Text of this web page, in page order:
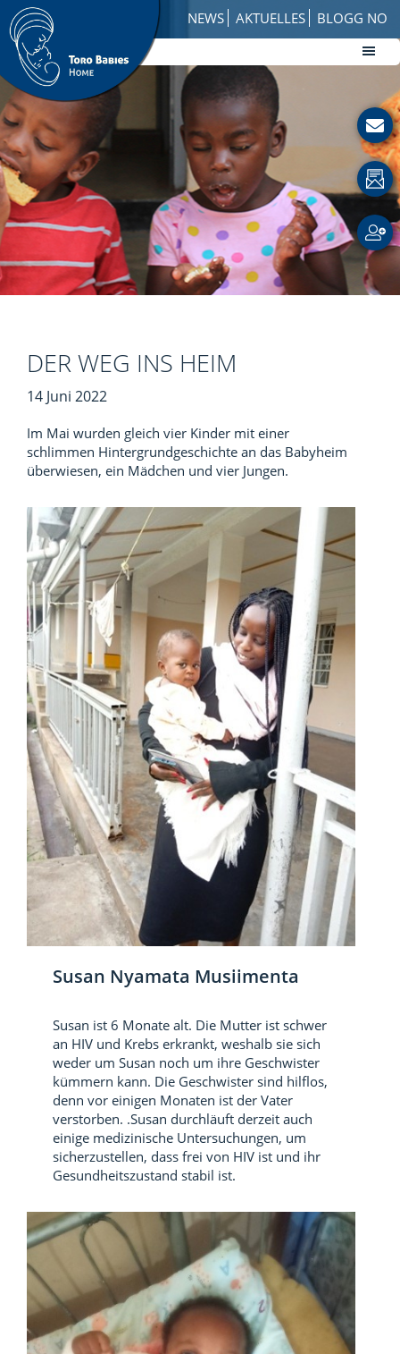
Skip
to
main
content
Zur
Fußzeile
springen
NEWS AKTUELLES BLOGG NO
Toro
Babies
Home
How
to
Get
Involved
with
a
Charity
DER WEG INS HEIM
14 Juni 2022
Im Mai wurden gleich vier Kinder mit einer
schlimmen Hintergrundgeschichte an das Babyheim
überwiesen, ein Mädchen und vier Jungen.
Susan Nyamata Musiimenta
Susan ist 6 Monate alt. Die Mutter ist schwer
an HIV und Krebs erkrankt, weshalb sie sich
weder um Susan noch um ihre Geschwister
kümmern kann. Die Geschwister sind hilflos,
denn vor einigen Monaten ist der Vater
verstorben. .Susan durchläuft derzeit auch
einige medizinische Untersuchungen, um
sicherzustellen, dass frei von HIV ist und ihr
Gesundheitszustand stabil ist.